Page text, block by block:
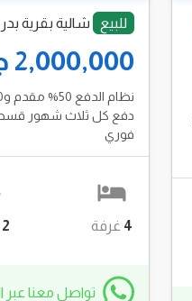
للبيع شالية بقرية بدر متر²
2,000,000 جنية
دفع كل ثلاث شهور قسط
فوري
4 غرفة 2
تواصل معنا عبر